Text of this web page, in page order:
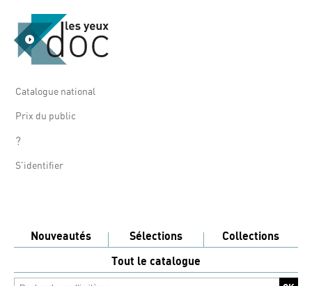
Catalogue national
Prix du public
?
S'identifier
Nouveautés Sélections
Collections
Tout le catalogue